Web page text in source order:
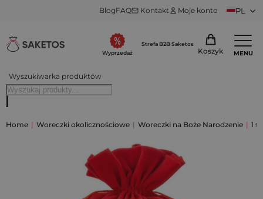
BlogFAQ Kontakt Moje konto PL
Wyszukiwarka produktów
Wyprzedaż
Strefa B2B Saketos
Koszyk MENU
Home | Woreczki okolicznościowe | Woreczki na Boże Narodzenie | 1